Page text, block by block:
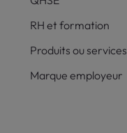
RH et formation
Produits ou services
Marque employeur